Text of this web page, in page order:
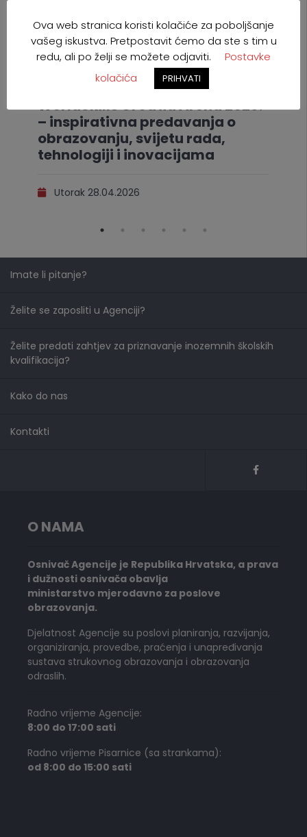
WorldSkills Croatia Arena 2026.
– inspirativna predavanja o
obrazovanju, svijetu rada,
tehnologiji i inovacijama
Utorak 28.04.2026
Imate li pitanje?
Želite se zaposliti u Agenciji?
Želite predati zahtjev za priznavanje inozemnih školskih
kvalifikacija?
Kako do nas
Kontakti
O NAMA
Osnivač Agencije je Republika Hrvatska, a prava
i dužnosti osnivača obavlja
ministarstvo mjerodavno za poslove
obrazovanja.
Djelatnost Agencije su poslovi planiranja, razvijanja,
organiziranja, provedbe, praćenja i unapređivanja
sustava strukovnog obrazovanja i obrazovanja
odraslih.
Radno vrijeme Agencije:
8:00 do 17:00 sati
Radno vrijeme Pisarnice (sa strankama):
od 8:00 do 15:00 sati
Ova web stranica koristi kolačiće za poboljšanje
vašeg iskustva. Pretpostavit ćemo da ste s tim u
redu, ali po želji se možete odjaviti.
Postavke
kolačića
PRIHVATI